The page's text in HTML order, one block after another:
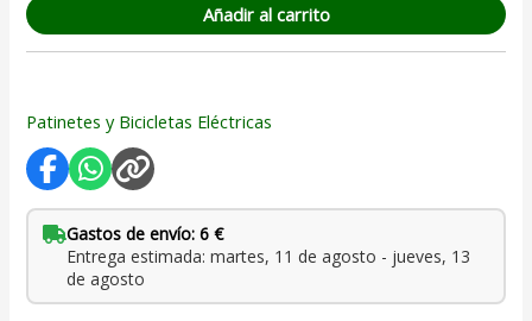
Añadir al carrito
Patinetes y Bicicletas Eléctricas
Gastos de envío: 6 €
Entrega estimada: martes, 11 de agosto - jueves, 13
de agosto